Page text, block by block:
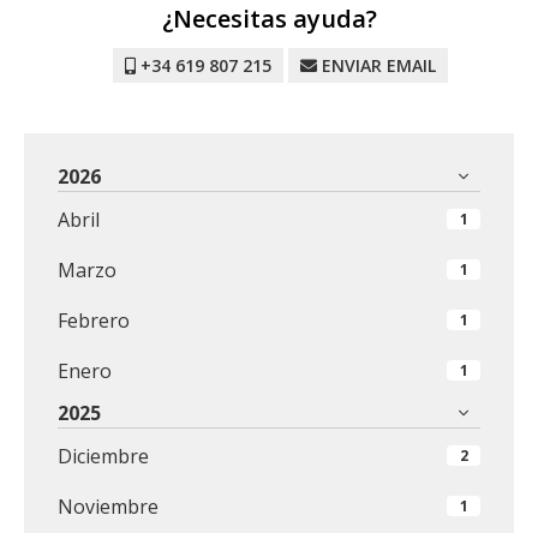
¿Necesitas ayuda?
+34 619 807 215 ENVIAR EMAIL
2026
Abril
1
Marzo 1
Febrero 1
Enero 1
2025
Diciembre
2
Noviembre 1